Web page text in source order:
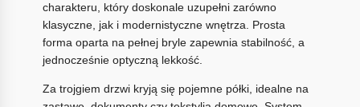
charakteru, który doskonale uzupełni zarówno
klasyczne, jak i modernistyczne wnętrza. Prosta
forma oparta na pełnej bryle zapewnia stabilność, a
jednocześnie optyczną lekkość.
Za trojgiem drzwi kryją się pojemne półki, idealne na